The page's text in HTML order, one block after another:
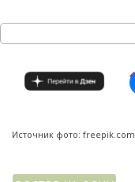
Источник фото: freepik.com